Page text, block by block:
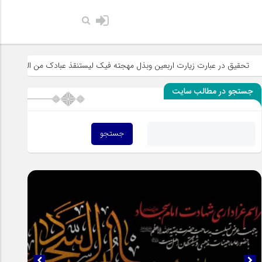
اربعین وبذل مهجته فیک لیستنقذ عبادک من الجهاله خطبه «خط
جستجو در مطالب سایت